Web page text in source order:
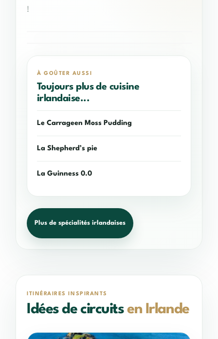
!
À GOÛTER AUSSI
Toujours plus de cuisine
irlandaise...
Le Carrageen Moss Pudding
La Shepherd’s pie
La Guinness 0.0
Plus de spécialités irlandaises
ITINÉRAIRES INSPIRANTS
Idées de circuitsen Irlande